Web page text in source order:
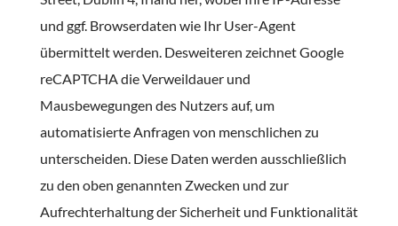
und ggf. Browserdaten wie Ihr User-Agent
übermittelt werden. Desweiteren zeichnet Google
reCAPTCHA die Verweildauer und
Mausbewegungen des Nutzers auf, um
automatisierte Anfragen von menschlichen zu
unterscheiden. Diese Daten werden ausschließlich
zu den oben genannten Zwecken und zur
Aufrechterhaltung der Sicherheit und Funktionalität